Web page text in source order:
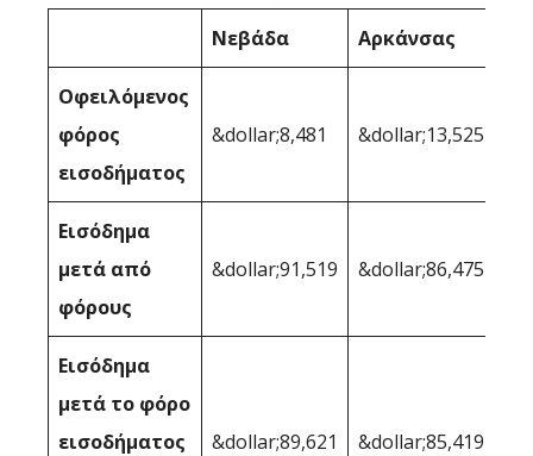
Νεβάδα Αρκάνσας
Οφειλόμενος
φόρος
εισοδήματος
&dollar;8,481 &dollar;13,525
Εισόδημα
μετά από
φόρους
&dollar;91,519 &dollar;86,475
Εισόδημα
μετά το φόρο
εισοδήματος
&dollar;89,621 &dollar;85,419